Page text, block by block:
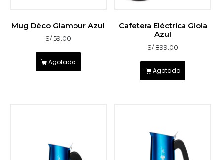
Mug Déco Glamour Azul
S/59.00
Agotado
Cafetera Eléctrica Gioia
Azul
S/899.00
Agotado